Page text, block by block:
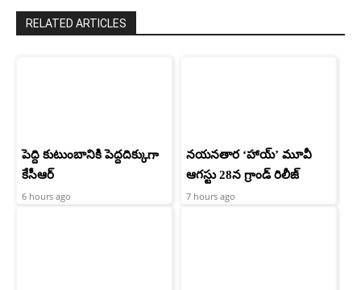
RELATED ARTICLES
పెద్ది కుటుంబానికి పెద్దదిక్కుగా
కేసీఆర్
6 hours ago
నయనతార ‘హాయ్’ మూవీ
ఆగస్టు 28న గ్రాండ్ రిలీజ్
7 hours ago